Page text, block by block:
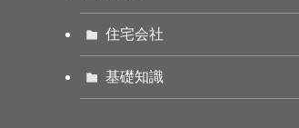
住宅会社
基礎知識